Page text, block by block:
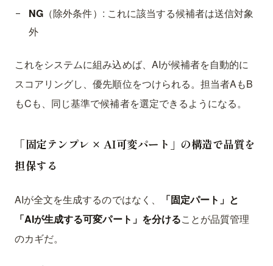
NG （除外条件）: これに該当する候補者は送信対象
外
これをシステムに組み込めば、AIが候補者を自動的に
スコアリングし、優先順位をつけられる。担当者AもB
もCも、同じ基準で候補者を選定できるようになる。
「固定テンプレ × AI可変パート」の構造で品質を
担保する
AIが全文を生成するのではなく、
「固定パート」と
「AIが生成する可変パート」を分けることが品質管理
のカギだ。